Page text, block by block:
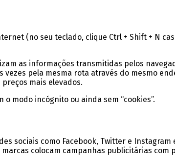
(no seu teclado, clique Ctrl + Shift + N
as informações transmitidas pelos
pela mesma rota através do mesmo
mais elevados.
modo incógnito ou ainda sem “cookies”.
sociais como Facebook, Twitter e
colocam campanhas publicitárias com